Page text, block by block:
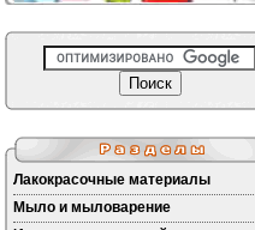
Лакокрасочные материалы
Мыло и мыловарение